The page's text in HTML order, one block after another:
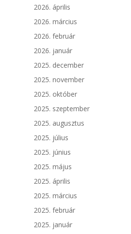
2026. április
2026. március
2026. február
2026. január
2025. december
2025. november
2025. október
2025. szeptember
2025. augusztus
2025. július
2025. június
2025. május
2025. április
2025. március
2025. február
2025. január